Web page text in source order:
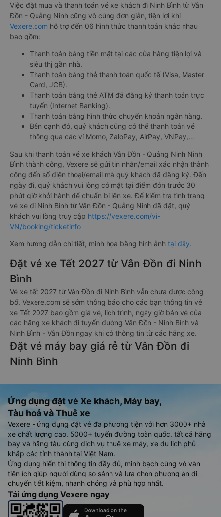
Việc đặt mua và thanh toán vé xe khách đi Ninh Bình từ Vân
Đồn - Quảng Ninh cũng vô cùng đơn giản, tiện lợi khi
Vexere.com hỗ trợ đến 06 hình thức thanh toán khác nhau
bao gồm:
Thanh toán bằng tiền mặt tại các cửa hàng tiện lợi và
siêu thị gần nhà.
Thanh toán bằng thẻ thanh toán quốc tế (Visa, Master
Card, JCB).
Thanh toán bằng thẻ ATM đã đăng ký thanh toán trực
tuyến (Internet Banking).
Thanh toán bằng hình thức chuyển khoản ngân hàng.
Bên cạnh đó, quý khách cũng có thể thanh toán vé
thông qua các ví Momo, ZaloPay, AirPay, VNPay,…
Sau khi thanh toán vé xe khách Vân Đồn - Quảng Ninh Ninh
Bình thành công, Vexere sẽ gửi tin nhắn/email xác nhận thành
công đến số điện thoại/email mà quý khách đã đăng ký. Đến
ngày đi, quý khách vui lòng có mặt tại điểm đón trước 30
phút giờ khởi hành để chuẩn bị lên xe. Để kiểm tra tình trạng
vé xe đi Ninh Bình từ Vân Đồn - Quảng Ninh đã đặt, quý
khách vui lòng truy cập https://vexere.com/vi-
VN/booking/ticketinfo
Xem hướng dẫn chi tiết, minh họa bằng hình ảnh tại đây.
Đặt vé xe Tết 2027 từ Vân Đồn đi Ninh
Bình
Vé xe tết 2027 từ Vân Đồn đi Ninh Bình vẫn chưa được công
bố. Vexere.com sẽ sớm thông báo cho các bạn thông tin vé
xe Tết 2027 bao gồm giá vé, lịch trình, ngày giờ bán vé của
các hãng xe khách đi tuyến đường Vân Đồn - Ninh Bình và
Ninh Bình - Vân Đồn ngay khi có thông tin từ các hãng xe.
Đặt vé máy bay giá rẻ từ Vân Đồn đi
Ninh Bình
Ứng dụng đặt vé Xe khách, Máy bay,
Tàu hoả và Thuê xe
Vexere - ứng dụng đặt vé đa phương tiện với hơn 3000+ nhà
xe chất lượng cao, 5000+ tuyến đường toàn quốc, tất cả hãng
bay và hãng tàu cùng dịch vụ thuê xe máy, xe du lịch phủ
khắp các tỉnh thành tại Việt Nam.
Ứng dụng hiển thị thông tin đầy đủ, minh bạch cùng vô vàn
tiện ích giúp người dùng so sánh và lựa chọn phương án di
chuyển tiết kiệm, nhanh chóng và phù hợp nhất.
Tải ứng dụng Vexere ngay